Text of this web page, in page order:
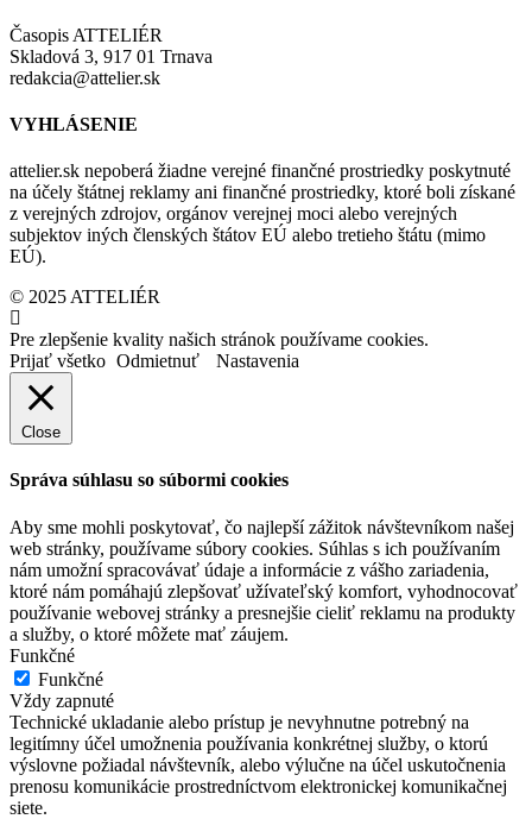
Časopis ATTELIÉR
Skladová 3, 917 01 Trnava
redakcia@attelier.sk
VYHLÁSENIE
attelier.sk nepoberá žiadne verejné finančné prostriedky poskytnuté
na účely štátnej reklamy ani finančné prostriedky, ktoré boli získané
z verejných zdrojov, orgánov verejnej moci alebo verejných
subjektov iných členských štátov EÚ alebo tretieho štátu (mimo
EÚ).
© 2025 ATTELIÉR
Pre zlepšenie kvality našich stránok používame cookies.
Prijať všetko Odmietnuť Nastavenia
Close
Správa súhlasu so súbormi cookies
Aby sme mohli poskytovať, čo najlepší zážitok návštevníkom našej
web stránky, používame súbory cookies. Súhlas s ich používaním
nám umožní spracovávať údaje a informácie z vášho zariadenia,
ktoré nám pomáhajú zlepšovať užívateľský komfort, vyhodnocovať
používanie webovej stránky a presnejšie cieliť reklamu na produkty
a služby, o ktoré môžete mať záujem.
Funkčné
Funkčné
Vždy zapnuté
Technické ukladanie alebo prístup je nevyhnutne potrebný na
legitímny účel umožnenia používania konkrétnej služby, o ktorú
výslovne požiadal návštevník, alebo výlučne na účel uskutočnenia
prenosu komunikácie prostredníctvom elektronickej komunikačnej
siete.